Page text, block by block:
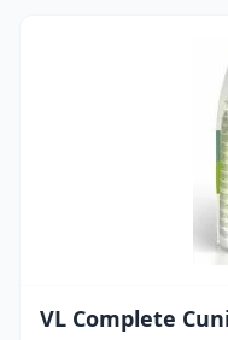
VL Complete